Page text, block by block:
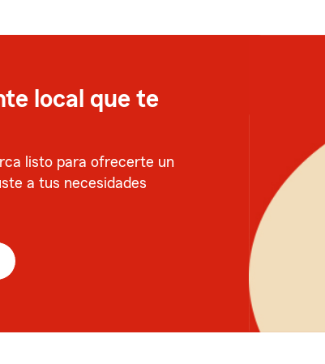
local que te
listo para ofrecerte un
a tus necesidades